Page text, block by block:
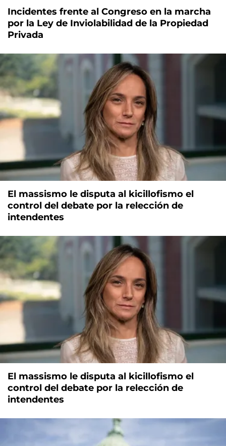
Incidentes frente al Congreso en la marcha
por la Ley de Inviolabilidad de la Propiedad
Privada
El massismo le disputa al kicillofismo el
control del debate por la relección de
intendentes
El massismo le disputa al kicillofismo el
control del debate por la relección de
intendentes